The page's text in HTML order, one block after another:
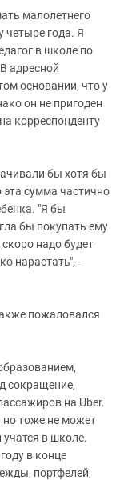
малолетнего
четыре года. Я
в школе по
адресной
основании, что у
он не пригоден
корреспонденту
бы хотя бы
эта сумма частично
"Я бы
бы покупать ему
надо будет
нарастать", -
пожаловался
сокращение,
на Uber.
но тоже не может
учатся в школе.
в конце
портфелей,